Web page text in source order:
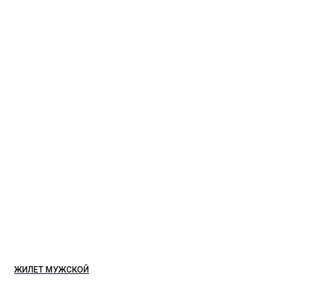
ЖИЛЕТ МУЖСКОЙ